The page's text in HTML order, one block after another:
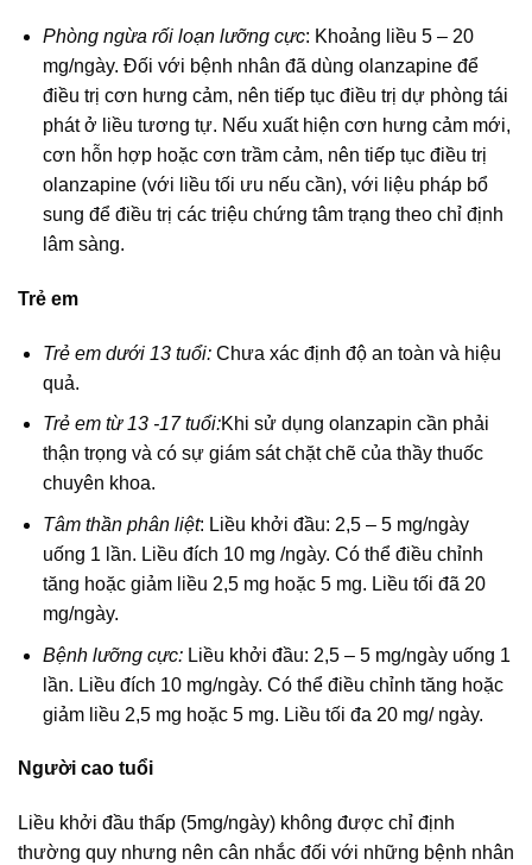
Phòng ngừa rối loạn lưỡng cực: Khoảng liều 5 – 20
mg/ngày. Đối với bệnh nhân đã dùng olanzapine để
điều trị cơn hưng cảm, nên tiếp tục điều trị dự phòng tái
phát ở liều tương tự. Nếu xuất hiện cơn hưng cảm mới,
cơn hỗn hợp hoặc cơn trầm cảm, nên tiếp tục điều trị
olanzapine (với liều tối ưu nếu cần), với liệu pháp bổ
sung để điều trị các triệu chứng tâm trạng theo chỉ định
lâm sàng.
Trẻ em
Trẻ em dưới 13 tuổi: Chưa xác định độ an toàn và hiệu
quả.
Trẻ em từ 13 -17 tuổi:Khi sử dụng olanzapin cần phải
thận trọng và có sự giám sát chặt chẽ của thầy thuốc
chuyên khoa.
Tâm thần phân liệt: Liều khởi đầu: 2,5 – 5 mg/ngày
uống 1 lần. Liều đích 10 mg /ngày. Có thể điều chỉnh
tăng hoặc giảm liều 2,5 mg hoặc 5 mg. Liều tối đã 20
mg/ngày.
Bệnh lưỡng cực: Liều khởi đầu: 2,5 – 5 mg/ngày uống 1
lần. Liều đích 10 mg/ngày. Có thể điều chỉnh tăng hoặc
giảm liều 2,5 mg hoặc 5 mg. Liều tối đa 20 mg/ ngày.
Người cao tuổi
Liều khởi đầu thấp (5mg/ngày) không được chỉ định
thường quy nhưng nên cân nhắc đối với những bệnh nhân